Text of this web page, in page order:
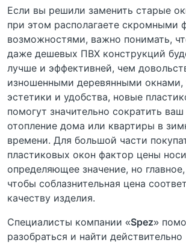
Если вы решили заменить старые
при этом располагаете скромными
возможностями, важно понимать,
даже дешевых ПВХ конструкций
лучше и эффективней, чем
изношенными деревянными окнами,
эстетики и удобства, новые
помогут значительно сократить
отопление дома или квартиры в
времени. Для большой части
пластиковых окон фактор цены
определяющее значение, но
чтобы соблазнительная цена
качеству изделия.
Специалисты компании «Spez»
разобраться и найти действительно